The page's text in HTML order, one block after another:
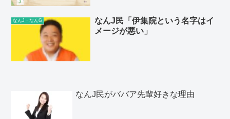
なんJ・なんG
なんJ民「伊集院という名字はイ
メージが悪い」
なんJ民がババア先輩好きな理由